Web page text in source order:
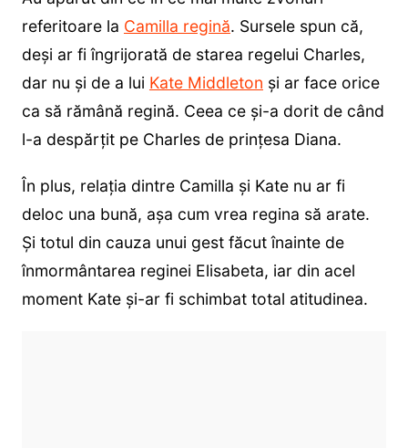
referitoare la Camilla regină. Sursele spun că,
deși ar fi îngrijorată de starea regelui Charles,
dar nu și de a lui Kate Middleton și ar face orice
ca să rămână regină. Ceea ce și-a dorit de când
l-a despărțit pe Charles de prințesa Diana.
În plus, relația dintre Camilla și Kate nu ar fi
deloc una bună, așa cum vrea regina să arate.
Și totul din cauza unui gest făcut înainte de
înmormântarea reginei Elisabeta, iar din acel
moment Kate și-ar fi schimbat total atitudinea.